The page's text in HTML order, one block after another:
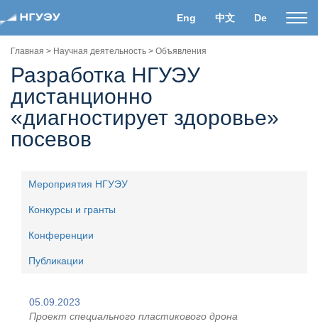
Eng 中文 De
Главная > Научная деятельность > Объявления
Разработка НГУЭУ
дистанционно
«диагностирует здоровье»
посевов
Мероприятия НГУЭУ
Конкурсы и гранты
Конференции
Публикации
05.09.2023
Проект специального пластикового дрона